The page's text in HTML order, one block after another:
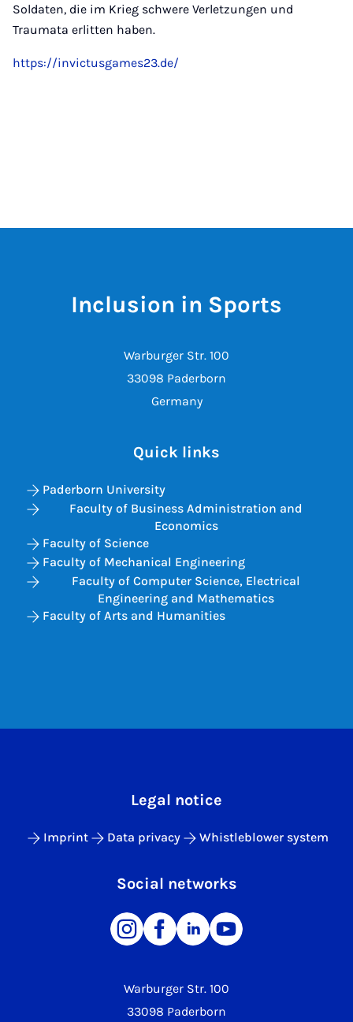
Soldaten, die im Krieg schwere Verletzungen und
Traumata erlitten haben.
https://invictusgames23.de/
Inclusion in Sports
Warburger Str. 100
33098 Paderborn
Germany
Quick links
Paderborn University
Faculty of Business Administration and
Economics
Faculty of Science
Faculty of Mechanical Engineering
Faculty of Computer Science, Electrical
Engineering and Mathematics
Faculty of Arts and Humanities
Warburger Str. 100
33098 Paderborn
Legal notice
Imprint Data privacy Whistleblower system
Social networks